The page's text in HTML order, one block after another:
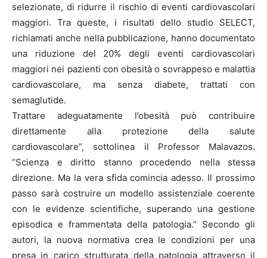
selezionate, di ridurre il rischio di eventi cardiovascolari
maggiori. Tra queste, i risultati dello studio SELECT,
richiamati anche nella pubblicazione, hanno documentato
una riduzione del 20% degli eventi cardiovascolari
maggiori nei pazienti con obesità o sovrappeso e malattia
cardiovascolare, ma senza diabete, trattati con
semaglutide.
Trattare adeguatamente l’obesità può contribuire
direttamente alla protezione della salute
cardiovascolare”, sottolinea il Professor Malavazos.
“Scienza e diritto stanno procedendo nella stessa
direzione. Ma la vera sfida comincia adesso. Il prossimo
passo sarà costruire un modello assistenziale coerente
con le evidenze scientifiche, superando una gestione
episodica e frammentata della patologia.” Secondo gli
autori, la nuova normativa crea le condizioni per una
presa in carico strutturata della patologia attraverso il